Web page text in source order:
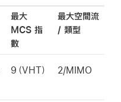
最大
MCS 指
數
最大空間流
/ 類型
9（VHT） 2/MIMO